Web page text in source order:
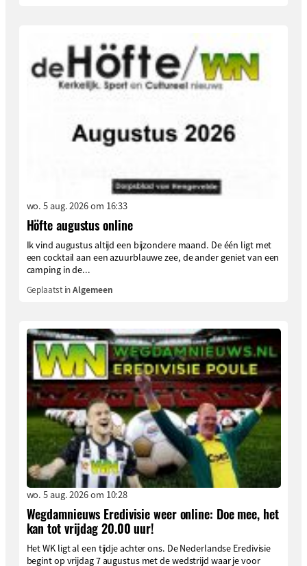
wo. 5 aug. 2026 om 16:33
Höfte augustus online
Ik vind augustus altijd een bijzondere maand. De één ligt met
een cocktail aan een azuurblauwe zee, de ander geniet van een
camping in de...
Geplaatst inAlgemeen
wo. 5 aug. 2026 om 10:28
Wegdamnieuws Eredivisie weer online: Doe mee, het
kan tot vrijdag 20.00 uur!
Het WK ligt al een tijdje achter ons. De Nederlandse Eredivisie
begint op vrijdag 7 augustus met de wedstrijd waar je voor